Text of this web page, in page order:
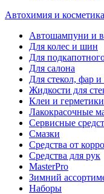
Автохимия и косметика
Автошампуни и
Для колес и шин
Для
Для салона
Для стекол, фар и
Жидкости для
Клеи и герметики
Лакокрасочные
Сервисные
Смазки
Средства от
Средства для рук
MasterPro
Зимний
Наборы